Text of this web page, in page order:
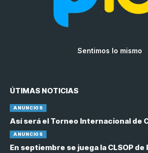
Sentimos lo mismo
ÚTIMAS NOTICIAS
ANUNCIOS
Así será el Torneo Internacional de
ANUNCIOS
En septiembre se juega la CLSOP